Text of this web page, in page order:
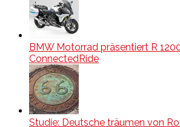
BMW Motorrad präsentiert R
ConnectedRide
Studie: Deutsche träumen von